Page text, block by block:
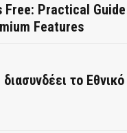
Free: Practical
Features
το